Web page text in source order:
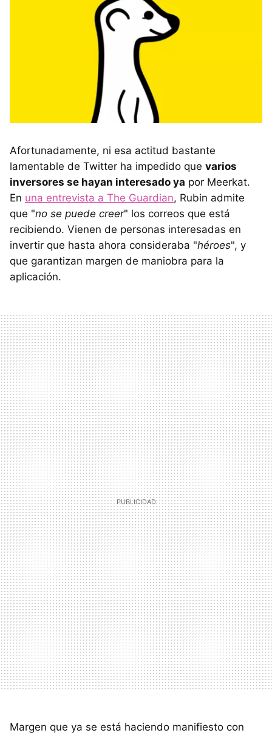
Afortunadamente, ni esa actitud bastante
lamentable de Twitter ha impedido que varios
inversores se hayan interesado ya por Meerkat.
En una entrevista a The Guardian, Rubin admite
que "no se puede creer" los correos que está
recibiendo. Vienen de personas interesadas en
invertir que hasta ahora consideraba "héroes", y
que garantizan margen de maniobra para la
aplicación.
Margen que ya se está haciendo manifiesto con